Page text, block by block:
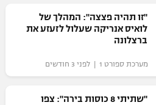
עסק
"זו תהיה פצצה": המהלך של
לואיס אנריקה שעלול לזעזע את
ברצלונה
מערכת ספורט 1 | לפני 3 חודשים
"שתיתי 8 כוסות בירה": צפו